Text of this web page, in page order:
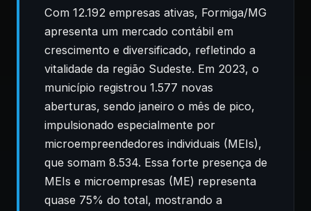
Com 12.192 empresas ativas, Formiga/MG
apresenta um mercado contábil em
crescimento e diversificado, refletindo a
vitalidade da região Sudeste. Em 2023, o
município registrou 1.577 novas
aberturas, sendo janeiro o mês de pico,
impulsionado especialmente por
microempreendedores individuais (MEIs),
que somam 8.534. Essa forte presença de
MEIs e microempresas (ME) representa
quase 75% do total, mostrando a